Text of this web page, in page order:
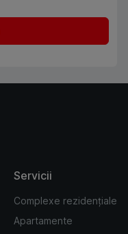
Servicii
Complexe rezidențiale
Apartamente